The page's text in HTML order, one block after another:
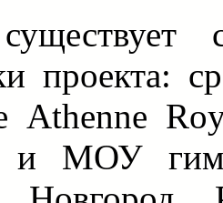
проекта:
Athenne
и МОУ